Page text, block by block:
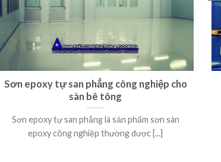
Sơn epoxy tự san phẳng công nghiệp cho
sàn bê tông
Sơn epoxy tự san phẳng là sản phẩm sơn sàn
epoxy công nghiệp thường được [...]